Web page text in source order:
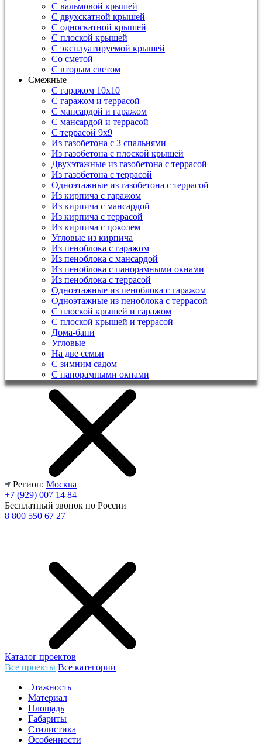
С вальмовой крышей
С двухскатной крышей
С односкатной крышей
С плоской крышей
С эксплуатируемой крышей
Со сметой
С вторым светом
Смежные
С гаражом 10х10
С гаражом и террасой
С мансардой и гаражом
С мансардой и террасой
С террасой 9х9
Из газобетона с 3 спальнями
Из газобетона с плоской крышей
Двухэтажные из газобетона с террасой
Из газобетона с террасой
Одноэтажные из газобетона с террасой
Из кирпича с гаражом
Из кирпича с мансардой
Из кирпича с террасой
Из кирпича с цоколем
Угловые из кирпича
Из пеноблока с гаражом
Из пеноблока с мансардой
Из пеноблока с панорамными окнами
Из пеноблока с террасой
Одноэтажные из пеноблока с гаражом
Одноэтажные из пеноблока с террасой
С плоской крышей и гаражом
С плоской крышей и террасой
Дома-бани
Угловые
На две семьи
С зимним садом
С панорамными окнами
Регион: Москва
+7 (929) 007 14 84
Бесплатный звонок по России
8 800 550 67 27
Каталог проектов
Все проекты Все категории
Этажность
Материал
Площадь
Габариты
Стилистика
Особенности